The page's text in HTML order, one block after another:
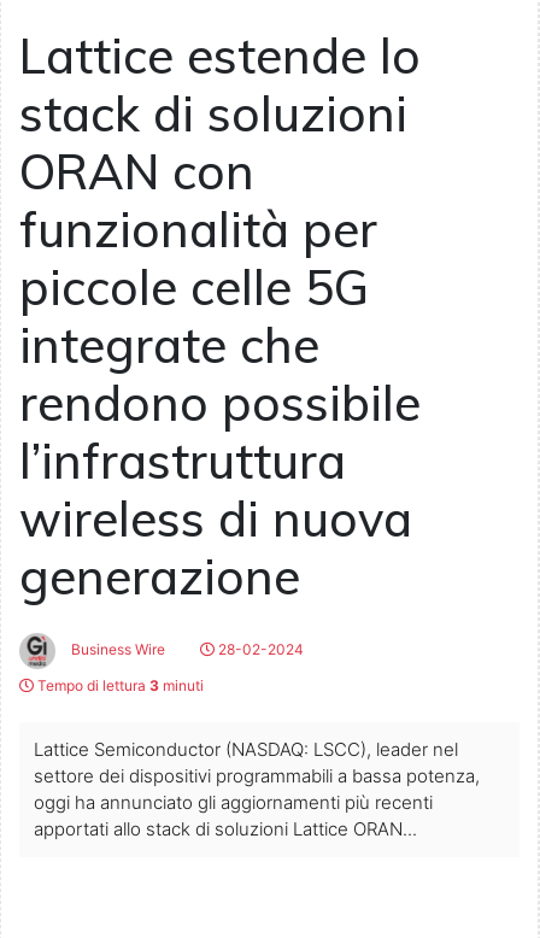
Lattice estende lo
stack di soluzioni
ORAN con
funzionalità per
piccole celle 5G
integrate che
rendono possibile
l’infrastruttura
wireless di nuova
generazione
Business Wire
28-02-2024
Tempo di lettura 3 minuti
Lattice Semiconductor (NASDAQ: LSCC), leader nel
settore dei dispositivi programmabili a bassa potenza,
oggi ha annunciato gli aggiornamenti più recenti
apportati allo stack di soluzioni Lattice ORAN...